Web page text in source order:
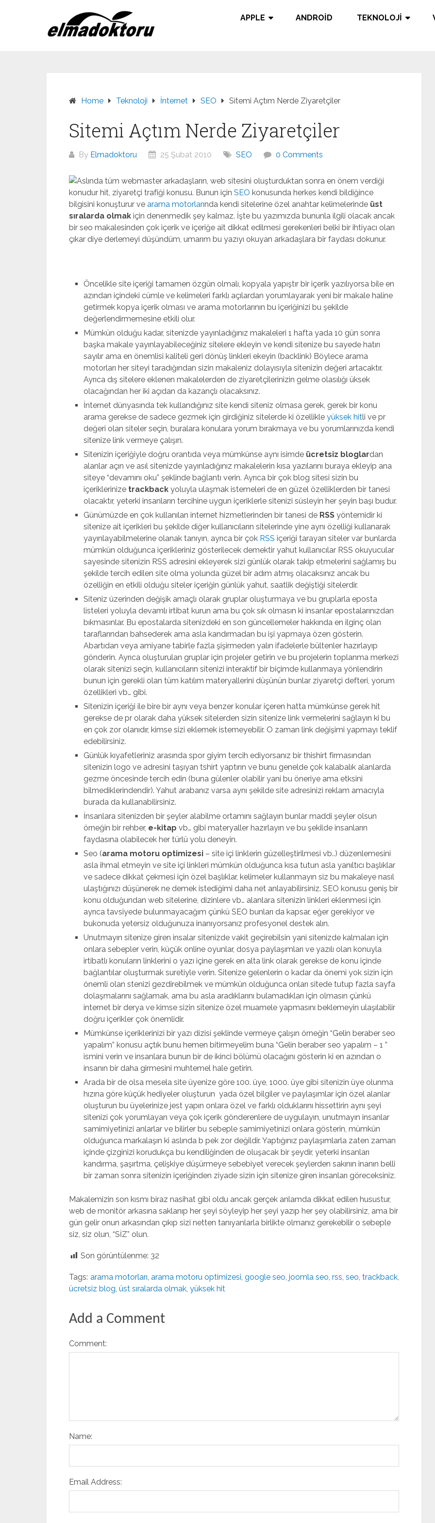
APPLE ANDROID TEKNOLOJI
Home Teknoloji İnternet SEO Sitemi Açtım Nerde Ziyaretçiler
Sitemi Açtım Nerde Ziyaretçiler
By Elmadoktoru 25 Şubat 2010 SEO 0 Comments
Aslında tüm webmaster arkadaşların, web sitesini oluşturduktan sonra en önem verdiği
konudur hit, ziyaretçi trafiği konusu. Bunun için SEO konusunda herkes kendi bildiğince
bilgisini konuşturur ve arama motorlarında kendi sitelerine özel anahtar kelimelerinde üst
sıralarda olmak için denenmedik şey kalmaz. İşte bu yazımızda bununla ilgili olacak ancak
bir seo makalesinden çok içerik ve içeriğe ait dikkat edilmesi gerekenleri belki bir ihtiyacı olan
çıkar diye derlemeyi düşündüm, umarım bu yazıyı okuyan arkadaşlara bir faydası dokunur.
Öncelikle site içeriği tamamen özgün olmalı, kopyala yapıştır bir içerik yazılıyorsa bile en
azından içindeki cümle ve kelimeleri farklı açılardan yorumlayarak yeni bir makale haline
getirmek kopya içerik olması ve arama motorlarının bu içeriğinizi bu şekilde
değerlendirmemesine etkili olur.
Mümkün olduğu kadar, sitenizde yayınladığınız makaleleri 1 hafta yada 10 gün sonra
başka makale yayınlayabileceğiniz sitelere ekleyin ve kendi sitenize bu sayede hatırı
sayılır ama en önemlisi kaliteli geri dönüş linkleri ekeyin (backlink) Böylece arama
motorları her siteyi taradığından sizin makaleniz dolayısıyla sitenizin değeri artacaktır.
Ayrıca dış sitelere eklenen makalelerden de ziyaretçilerinizin gelme olasılığı üksek
olacağından her iki açıdan da kazançlı olacaksınız.
İnternet dünyasında tek kullandığınız site kendi siteniz olmasa gerek, gerek bir konu
arama gerekse de sadece gezmek için girdiğiniz sitelerde ki özellikleyüksek hitli ve pr
değeri olan siteler seçin, buralara konulara yorum bırakmaya ve bu yorumlarınızda kendi
sitenize link vermeye çalışın.
Sitenizin içeriğiyle doğru orantıda veya mümkünse aynı isimde ücretsiz bloglardan
alanlar açın ve asıl sitenizde yayınladığınız makalelerin kısa yazılarını buraya ekleyip ana
siteye “devamını oku” şeklinde bağlantı verin. Ayrıca bir çok blog sitesi sizin bu
içeriklerinize trackbackyoluyla ulaşmak istemeleri de en güzel özelliklerden bir tanesi
olacaktır, yeterki insanların tercihine uygun içeriklerle sitenizi süsleyin her şeyin başı budur.
Günümüzde en çok kullanılan internet hizmetlerinden bir tanesi de RSS yöntemidir ki
sitenize ait içerikleri bu şekilde diğer kullanıcıların sitelerinde yine aynı özelliği kullanarak
yayınlayabilmelerine olanak tanıyın, ayrıca bir çok RSSiçeriği tarayan siteler var bunlarda
mümkün olduğunca içerikleriniz gösterilecek demektir yahut kullanıcılar RSS okuyucular
sayesinde sitenizin RSS adresini ekleyerek sizi günlük olarak takip etmelerini sağlamış bu
şekilde tercih edilen site olma yolunda güzel bir adım atmış olacaksınız ancak bu
özelliğin en etkili olduğu siteler içeriğin günlük yahut, saatlik değiştiği sitelerdir.
Siteniz üzerinden değişik amaçlı olarak gruplar oluşturmaya ve bu gruplarla eposta
listeleri yoluyla devamlı irtibat kurun ama bu çok sık olmasın ki insanlar epostalarınızdan
bıkmasınlar. Bu epostalarda sitenizdeki en son güncellemeler hakkında en ilginç olan
taraflarından bahsederek ama asla kandırmadan bu işi yapmaya özen gösterin.
Abartıdan veya amiyane tabirle fazla şişirmeden yalın ifadelerle bültenler hazırlayıp
gönderin. Ayrıca oluşturulan gruplar için projeler getirin ve bu projelerin toplanma merkezi
olarak sitenizi seçin, kullanıcıların sitenizi interaktif bir biçimde kullanmaya yönlendirin
bunun için gerekli olan tüm katılım materyallerini düşünün bunlar ziyaretçi defteri, yorum
özellikleri vb… gibi.
Sitenizin içeriği ile bire bir aynı veya benzer konular içeren hatta mümkünse gerek hit
gerekse de pr olarak daha yüksek sitelerden sizin sitenize link vermelerini sağlayın ki bu
en çok zor olanıdır, kimse sizi eklemek istemeyebilir. O zaman link değişimi yapmayı teklif
edebilirsiniz.
Günlük kıyafetleriniz arasında spor giyim tercih ediyorsanız bir thishirt firmasından
sitenizin logo ve adresini taşıyan tshirt yaptırın ve bunu genelde çok kalabalık alanlarda
gezme öncesinde tercih edin (buna gülenler olabilir yani bu öneriye ama etksini
bilmediklerindendir). Yahut arabanız varsa aynı şekilde site adresinizi reklam amacıyla
burada da kullanabilirsiniz.
İnsanlara sitenizden bir şeyler alabilme ortamını sağlayın bunlar maddi şeyler olsun
örneğin bir rehber, e-kitap vb… gibi materyaller hazırlayın ve bu şekilde insanların
faydasına olabilecek her türlü yolu deneyin.
Seo (arama motoru optimizesi – site içi linklerin güzelleştirilmesi vb..) düzenlemesini
asla ihmal etmeyin ve site içi linkleri mümkün olduğunca kısa tutun asla yanıltıcı başlıklar
ve sadece dikkat çekmesi için özel başlıklar, kelimeler kullanmayın siz bu makaleye nasıl
ulaştığınızı düşünerek ne demek istediğimi daha net anlayabilirsiniz. SEO konusu geniş bir
konu olduğundan web sitelerine, dizinlere vb… alanlara sitenizin linkleri eklenmesi için
ayrıca tavsiyede bulunmayacağım çünkü SEO bunları da kapsar, eğer gerekiyor ve
bukonuda yetersiz olduğunuza inanıyorsanız profesyonel destek alın.
Unutmayın sitenize giren insalar sitenizde vakit geçirebilsin yani sitenizde kalmaları için
onlara sebepler verin, küçük online oyunlar, dosya paylaşımları ve yazılı olan konuyla
irtibatlı konuların linklerini o yazı içine gerek en alta link olarak gerekse de konu içinde
bağlantılar oluşturmak suretiyle verin. Sitenize gelenlerin o kadar da önemi yok sizin için
önemli olan stenizi gezdirebilmek ve mümkün olduğunca onları sitede tutup fazla sayfa
dolaşmalarını sağlamak, ama bu asla aradıklarını bulamadıkları için olmasın çünkü
internet bir derya ve kimse sizin sitenize özel muamele yapmasını beklemeyin ulaşılabilir
doğru içerikler çok önemlidir.
Mümkünse içeriklerinizi bir yazı dizisi şeklinde vermeye çalışın örneğin “Gelin beraber seo
yapalım” konusu açtık bunu hemen bitirmeyelim buna “Gelin beraber seo yapalım – 1 ”
ismini verin ve insanlara bunun bir de ikinci bölümü olacağını gösterin ki en azından o
insanın bir daha girmesini muhtemel hale getirin.
Arada bir de olsa mesela site üyenize göre 100. üye, 1000. üye gibi sitenizin üye olunma
hızına göre küçük hediyeler oluşturun yada özel bilgiler ve paylaşımlar için özel alanlar
oluşturun bu üyelerinize jest yapın onlara özel ve farklı olduklarını hissettirin aynı şeyi
sitenizi çok yorumlayan veya çok içerik gönderenlere de uygulayın, unutmayın insanlar
samimiyetinizi anlarlar ve bilirler bu sebeple samimiyetinizi onlara gösterin, mümkün
olduğunca markalaşın ki aslında b pek zor değildir. Yaptığınız paylaşımlarla zaten zaman
içinde çizginizi korudukça bu kendiliğinden de oluşacak bir şeydir, yeterki insanları
kandırma, şaşırtma, çelişkiye düşürmeye sebebiyet verecek şeylerden sakının inanın belli
bir zaman sonra sitenizin içeriğinden ziyade sizin için sitenize giren insanları göreceksiniz.
Makalemizin son kısmı biraz nasihat gibi oldu ancak gerçek anlamda dikkat edilen husustur,
web de monitör arkasına saklanıp her şeyi söyleyip her şeyi yazıp her şey olabilirsiniz, ama bir
gün gelir onun arkasından çıkıp sizi netten tanıyanlarla birlikte olmanız gerekebilir o sebeple
siz, siz olun, “SİZ” olun.
Son görüntülenme: 32
Tags: arama motorları, arama motoru optimizesi, google seo, joomla seo, rss, seo, trackback,
ücretsiz blog, üst sıralarda olmak, yüksek hit
Add a Comment
Comment:
Name:
Email Address:
Bostancı Escortbakırköy escorthttps://